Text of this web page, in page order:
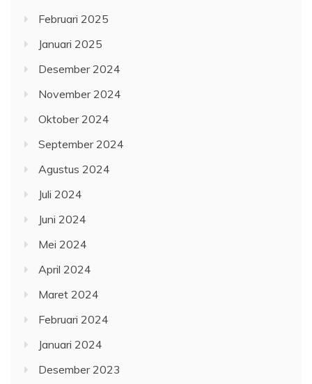
Februari 2025
Januari 2025
Desember 2024
November 2024
Oktober 2024
September 2024
Agustus 2024
Juli 2024
Juni 2024
Mei 2024
April 2024
Maret 2024
Februari 2024
Januari 2024
Desember 2023